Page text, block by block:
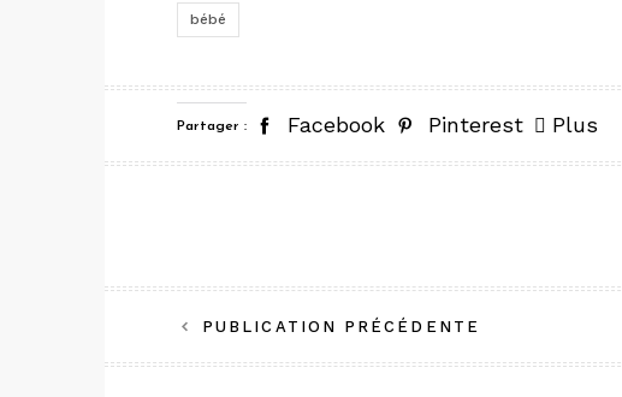
bébé
Partager : Facebook Pinterest Plus
Navigation
de
PUBLICATION PRÉCÉDENTE